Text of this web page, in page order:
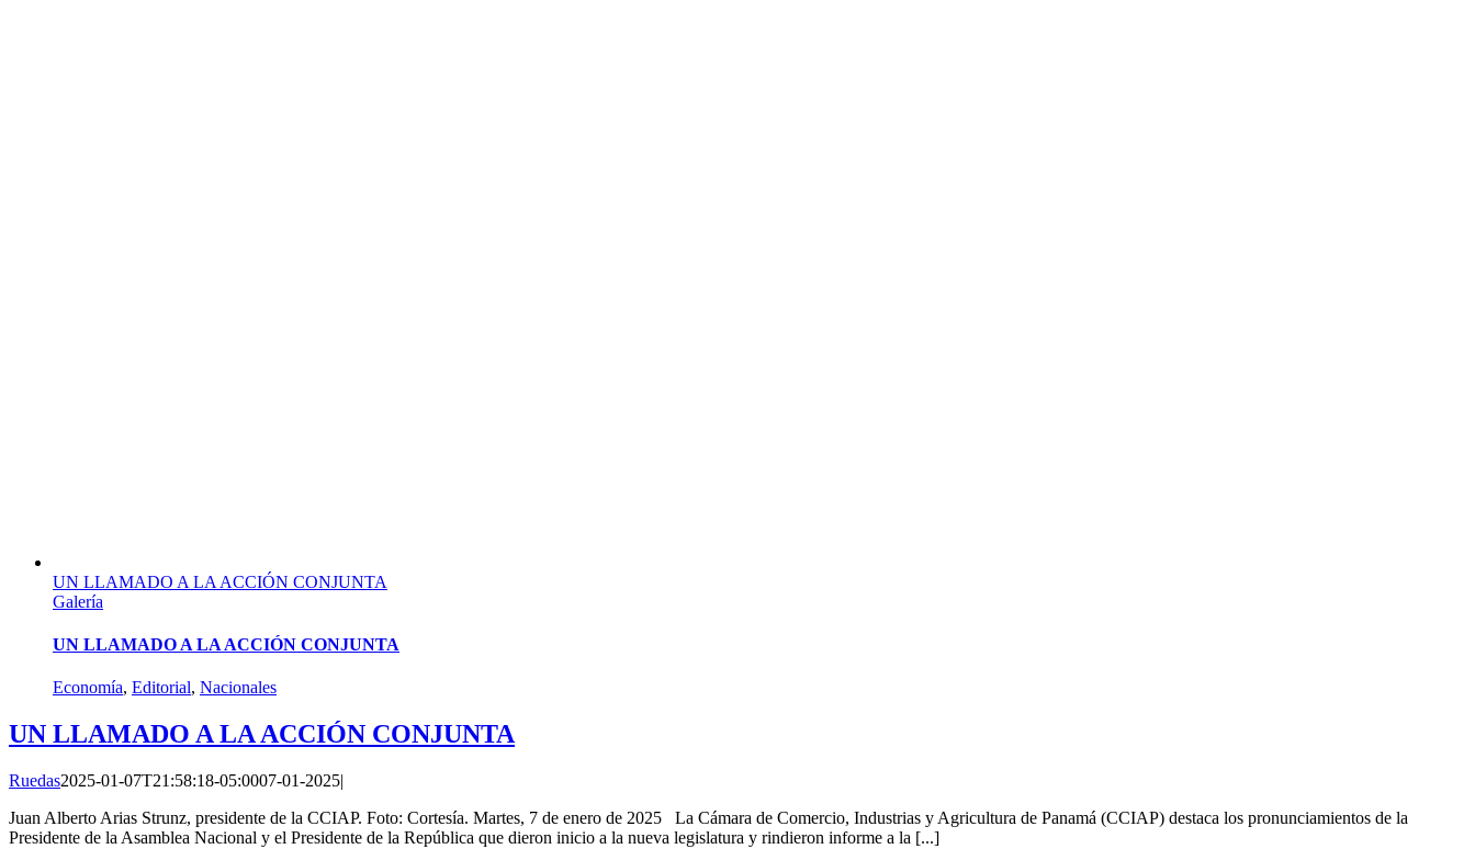
UN LLAMADO A LA ACCIÓN CONJUNTA
Galería
UN LLAMADO A LA ACCIÓN CONJUNTA
Economía, Editorial, Nacionales
UN LLAMADO A LA ACCIÓN CONJUNTA
Ruedas2025-01-07T21:58:18-05:0007-01-2025|
Juan Alberto Arias Strunz, presidente de la CCIAP. Foto: Cortesía. Martes, 7 de enero de 2025 La Cámara de Comercio, Industrias y Agricultura de Panamá (CCIAP) destaca los pronunciamientos de la
Presidente de la Asamblea Nacional y el Presidente de la República que dieron inicio a la nueva legislatura y rindieron informe a la [...]